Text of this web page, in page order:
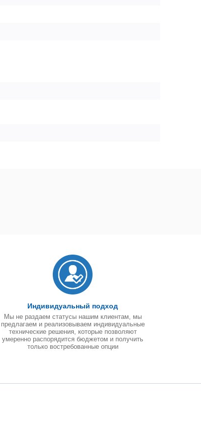
Индивидуальный подход
Мы не раздаем статусы нашим клиентам, мы
предлагаем и реализовываем индивидуальные
технические решения, которые позволяют
умеренно распорядится бюджетом и получить
только востребованные опции